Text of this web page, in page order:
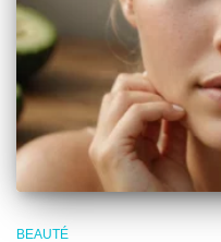
BEAUTÉ